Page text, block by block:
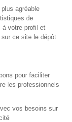
agréable
de
à votre profil et
ce site le dépôt
pour faciliter
les professionnels
vos besoins sur